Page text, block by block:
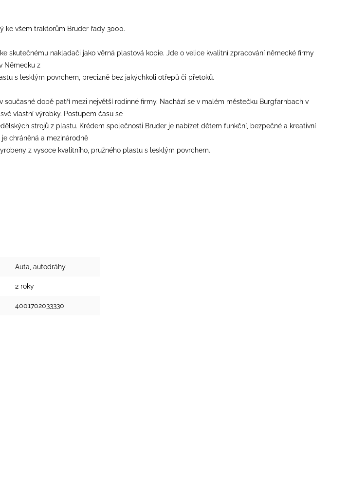
ke všem traktorům Bruder řady 3000.
skutečnému nakladači jako věrná plastová kopie. Jde o velice kvalitní zpracování německé firmy
Německu z
s lesklým povrchem, precizně bez jakýchkoli otřepů či přetoků.
současné době patří mezi největší rodinné firmy. Nachází se v malém městečku Burgfarnbach v
vlastní výrobky. Postupem času se
strojů z plastu. Krédem společnosti Bruder je nabízet dětem funkční, bezpečné a kreativní
chráněná a mezinárodně
z vysoce kvalitního, pružného plastu s lesklým povrchem.
Auta, autodráhy
2 roky
4001702033330